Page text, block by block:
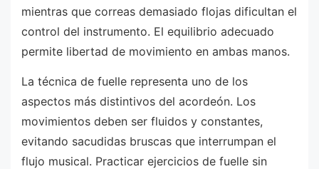
mientras que correas demasiado flojas dificultan el
control del instrumento. El equilibrio adecuado
permite libertad de movimiento en ambas manos.
La técnica de fuelle representa uno de los
aspectos más distintivos del acordeón. Los
movimientos deben ser fluidos y constantes,
evitando sacudidas bruscas que interrumpan el
flujo musical. Practicar ejercicios de fuelle sin